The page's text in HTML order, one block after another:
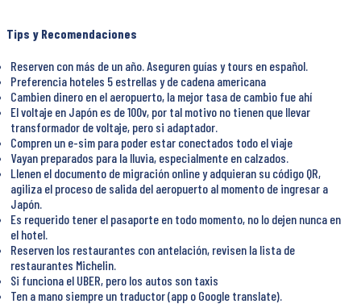
Tips y Recomendaciones
Reserven con más de un año. Aseguren guías y tours en español.
Preferencia hoteles 5 estrellas y de cadena americana
Cambien dinero en el aeropuerto, la mejor tasa de cambio fue ahí
El voltaje en Japón es de 100v, por tal motivo no tienen que llevar
transformador de voltaje, pero si adaptador.
Compren un e-sim para poder estar conectados todo el viaje
Vayan preparados para la lluvia, especialmente en calzados.
Llenen el documento de migración online y adquieran su código QR,
agiliza el proceso de salida del aeropuerto al momento de ingresar a
Japón.
Es requerido tener el pasaporte en todo momento, no lo dejen nunca en
el hotel.
Reserven los restaurantes con antelación, revisen la lista de
restaurantes Michelin.
Si funciona el UBER, pero los autos son taxis
Ten a mano siempre un traductor (app o Google translate).